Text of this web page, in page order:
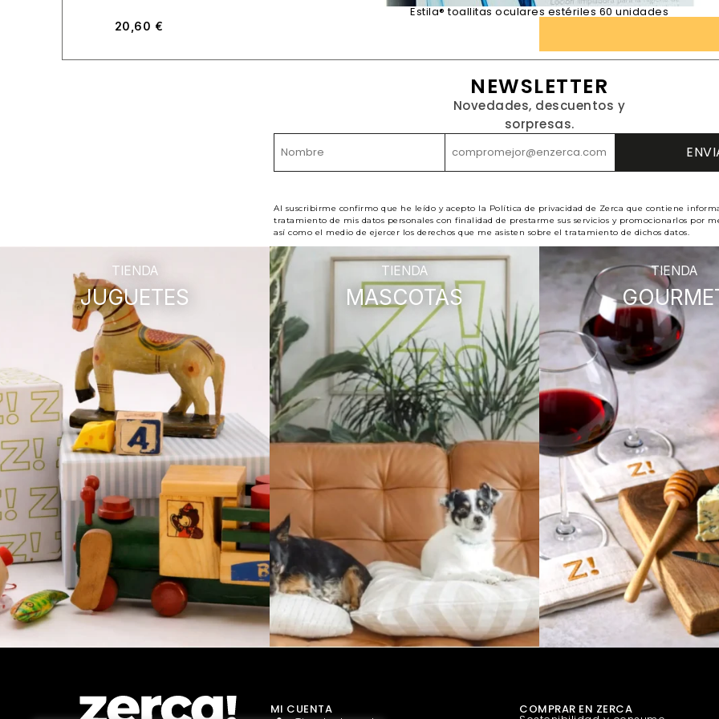
Estila® toallitas oculares estériles 60 unidades
20,60 €
NEWSLETTER
Novedades, descuentos y
sorpresas.
Al suscribirme confirmo que he leído y acepto la Política de privacidad de Zerca que contiene
tratamiento de mis datos personales con finalidad de prestarme sus servicios y promocionarlos por
así como el medio de ejercer los derechos que me asisten sobre el tratamiento de dichos datos.
TIENDA
JUGUETES
TIENDA
MASCOTAS
TIENDA
MI CUENTA
COMPRAR EN ZERCA